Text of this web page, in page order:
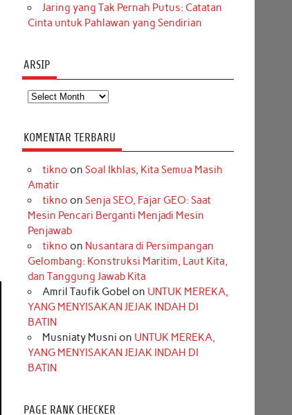
Jaring yang Tak Pernah Putus: Catatan
Cinta untuk Pahlawan yang Sendirian
ARSIP
Arsip
KOMENTAR TERBARU
tikno on Soal Ikhlas, Kita Semua Masih
Amatir
tikno on Senja SEO, Fajar GEO: Saat
Mesin Pencari Berganti Menjadi Mesin
Penjawab
tikno on Nusantara di Persimpangan
Gelombang: Konstruksi Maritim, Laut Kita,
dan Tanggung Jawab Kita
Amril Taufik Gobel on UNTUK MEREKA,
YANG MENYISAKAN JEJAK INDAH DI
BATIN
Musniaty Musni on UNTUK MEREKA,
YANG MENYISAKAN JEJAK INDAH DI
BATIN
PAGE RANK CHECKER